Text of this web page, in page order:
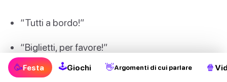
“Tutti a bordo!”
“Biglietti, per favore!”
“Prossima fermata, Polo Nord!”
🥳Festa 🕹Giochi 👋Argomenti di cui parlare 🍿